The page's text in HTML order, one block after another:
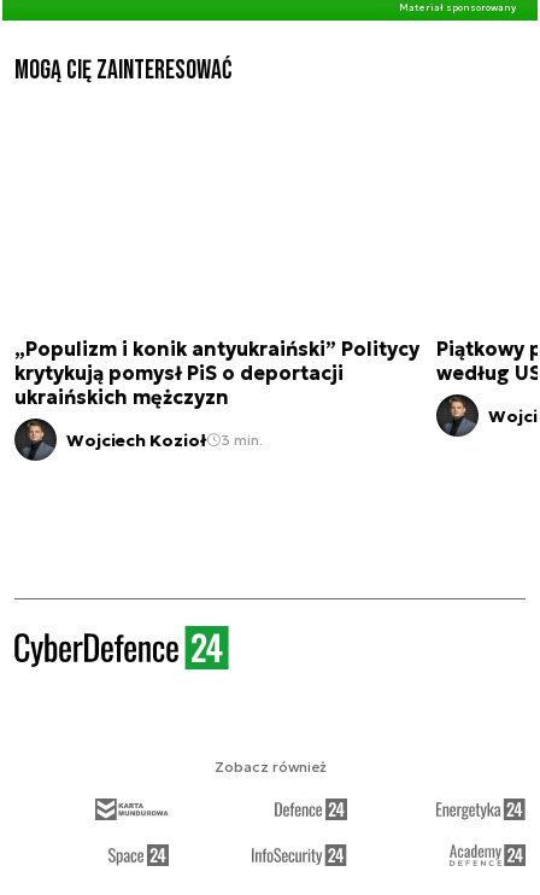
Materiał sponsorowany
Mogą Cię zainteresować
„Populizm i konik antyukraiński” Politycy
krytykują pomysł PiS o deportacji
ukraińskich mężczyzn
Wojciech Kozioł 3 min.
Piątkowy
według
Zobacz również